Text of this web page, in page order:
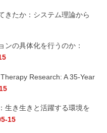
きたか：システム理論から
ンの具体化を行うのか：
Research: A 35-Year
生き生きと活躍する環境を
15